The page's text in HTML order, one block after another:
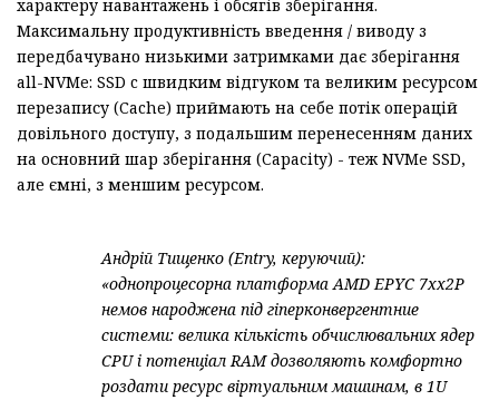
характеру навантажень і обсягів зберігання.
Максимальну продуктивність введення / виводу з
передбачувано низькими затримками дає зберігання
all-NVMe: SSD c швидким відгуком та великим ресурсом
перезапису (Cache) приймають на себе потік операцій
довільного доступу, з подальшим перенесенням даних
на основний шар зберігання (Capacity) - теж NVMe SSD,
але ємні, з меншим ресурсом.
Андрій Тищенко (Entry, керуючий):
«однопроцесорна платформа AMD EPYC 7xx2P
немов народжена під гіперконвергентние
системи: велика кількість обчислювальних ядер
CPU і потенціал RAM дозволяють комфортно
роздати ресурс віртуальним машинам, в 1U